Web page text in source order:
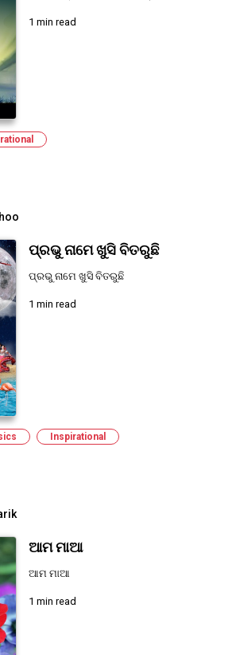
1 min read
ପ୍ରଭୁ ନାମେ ଖୁସି ବିତରୁଛି
ପ୍ରଭୁ ନାମେ ଖୁସି ବିତରୁଛି
1 min read
Inspirational
ଆମ ମାଆ
ଆମ ମାଆ
1 min read